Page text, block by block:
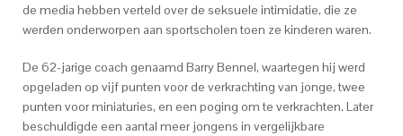
de media hebben verteld over de seksuele intimidatie, die ze
werden onderworpen aan sportscholen toen ze kinderen waren.
De 62-jarige coach genaamd Barry Bennel, waartegen hij werd
opgeladen op vijf punten voor de verkrachting van jonge, twee
punten voor miniaturies, en een poging om te verkrachten. Later
beschuldigde een aantal meer jongens in vergelijkbare